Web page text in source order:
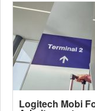
Logitech Mobi